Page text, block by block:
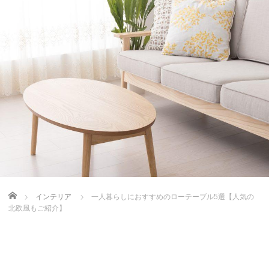
Home インテリア
一人暮らしにおすすめのローテーブル5選【人気の
北欧風もご紹介】